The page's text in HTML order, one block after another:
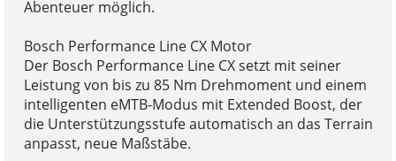
Abenteuer möglich.
Bosch Performance Line CX Motor
Der Bosch Performance Line CX setzt mit seiner
Leistung von bis zu 85 Nm Drehmoment und einem
intelligenten eMTB-Modus mit Extended Boost, der
die Unterstützungsstufe automatisch an das Terrain
anpasst, neue Maßstäbe.